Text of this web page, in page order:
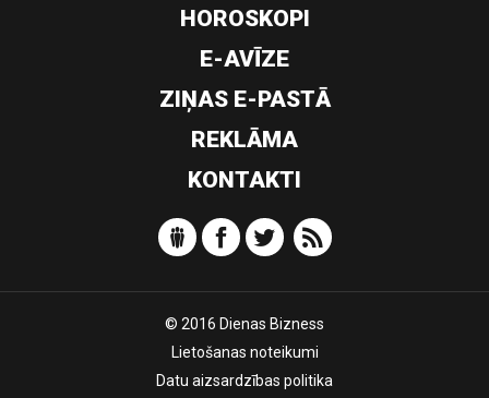
HOROSKOPI
E-AVĪZE
ZIŅAS E-PASTĀ
REKLĀMA
KONTAKTI
© 2016 Dienas Bizness
Lietošanas noteikumi
Datu aizsardzības politika